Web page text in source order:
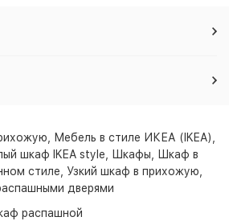
, Мебель в стиле ИКЕА (IKEA),
шкаф IKEA style, Шкафы, Шкаф в
стиле, Узкий шкаф в прихожую,
дверями
распашной